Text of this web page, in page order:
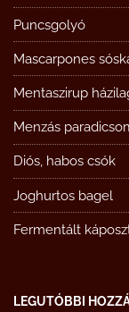
Puncsgolyó
Mascarpones
Mentaszirup
Menzás
Diós, habos csók
Joghurtos bagel
Fermentált
LEGUTÓBBI